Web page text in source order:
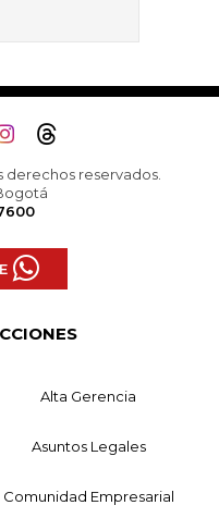
derechos reservados.
Alta Gerencia
Asuntos Legales
Comunidad Empresarial